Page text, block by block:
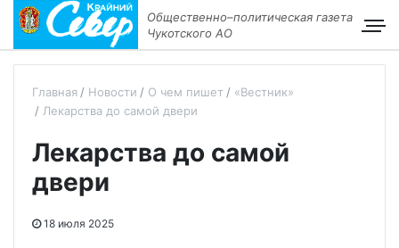
Общественно–политическая газета
Чукотского АО
Главная Новости О чем пишет
«Вестник»
Лекарства до самой двери
Лекарства до самой
двери
18 июля 2025